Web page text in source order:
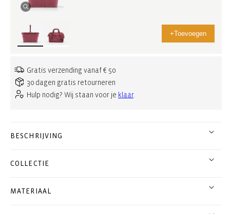
+Toevoegen
Gratis verzending vanaf € 50
30 dagen gratis retourneren
Hulp nodig? Wij staan voor je klaar.
BESCHRIJVING
COLLECTIE
MATERIAAL